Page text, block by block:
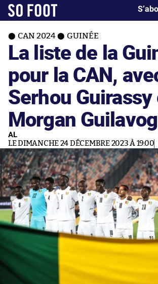
CAN 2024 GUINÉE
La liste de la
pour la CAN,
Serhou
Morgan
AL
LE DIMANCHE 24 DÉCEMBRE 2023 À 19:00